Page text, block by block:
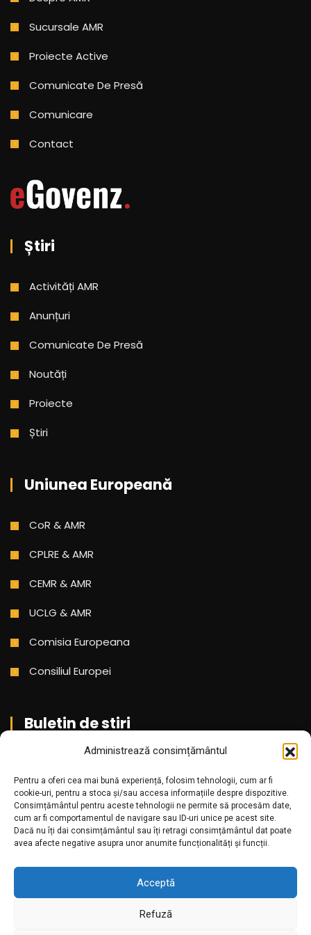
Administrează consimțământul
Pentru a oferi cea mai bună experiență, folosim tehnologii, cum ar fi
cookie-uri, pentru a stoca și/sau accesa informațiile despre dispozitive.
Consimțământul pentru aceste tehnologii ne permite să procesăm date,
cum ar fi comportamentul de navigare sau ID-uri unice pe acest site.
Dacă nu îți dai consimțământul sau îți retragi consimțământul dat poate
avea afecte negative asupra unor anumite funcționalități și funcții.
Acceptă
Refuză
Sucursale AMR
Proiecte Active
Comunicate De Presă
Comunicare
Contact
Știri
Activități AMR
Anunțuri
Comunicate De Presă
Noutăți
Proiecte
Știri
Uniunea Europeană
CoR & AMR
CPLRE & AMR
CEMR & AMR
UCLG & AMR
Comisia Europeana
Consiliul Europei
Buletin de stiri
Aboneaza-te pentru a primi cele mai noi stiri din partea
noastra!